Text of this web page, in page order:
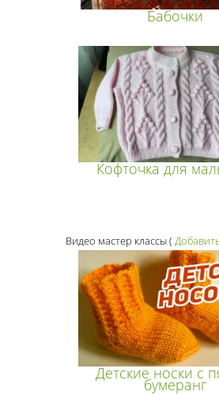
Бабочки
Кофточка для
Видео мастер классы(
Детские носки с
бумеранг